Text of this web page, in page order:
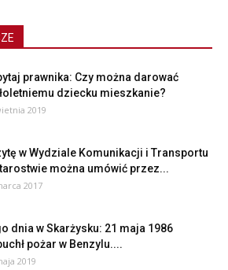
prawnika: Czy można darować
dziecku mieszkanie?
2019
w Wydziale Komunikacji i Transportu
można umówić przez...
2017
dnia w Skarżysku: 21 maja 1986
pożar w Benzylu....
2019